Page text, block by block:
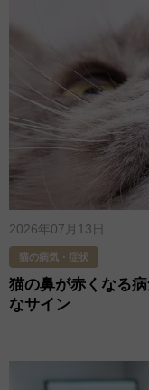
2026年07月13日
猫の病気・症状
猫の鼻が赤くなる
なサイン